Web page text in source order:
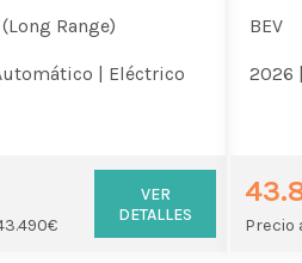
Range)
| Eléctrico
VER
DETALLES
BEV
2026
Precio